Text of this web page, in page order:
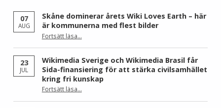
07
AUG
Skåne dominerar årets Wiki Loves Earth – här
är kommunerna med flest bilder
Fortsätt läsa“Skåne dominerar årets Wiki Loves Earth – här är kommunerna med flest bilder”
…
23
JUL
Wikimedia Sverige och Wikimedia Brasil får
Sida-finansiering för att stärka civilsamhället
kring fri kunskap
Fortsätt läsa“Wikimedia Sverige och Wikimedia Brasil får Sida-finansiering för att stärka civilsamhället kring fri kunskap”
…